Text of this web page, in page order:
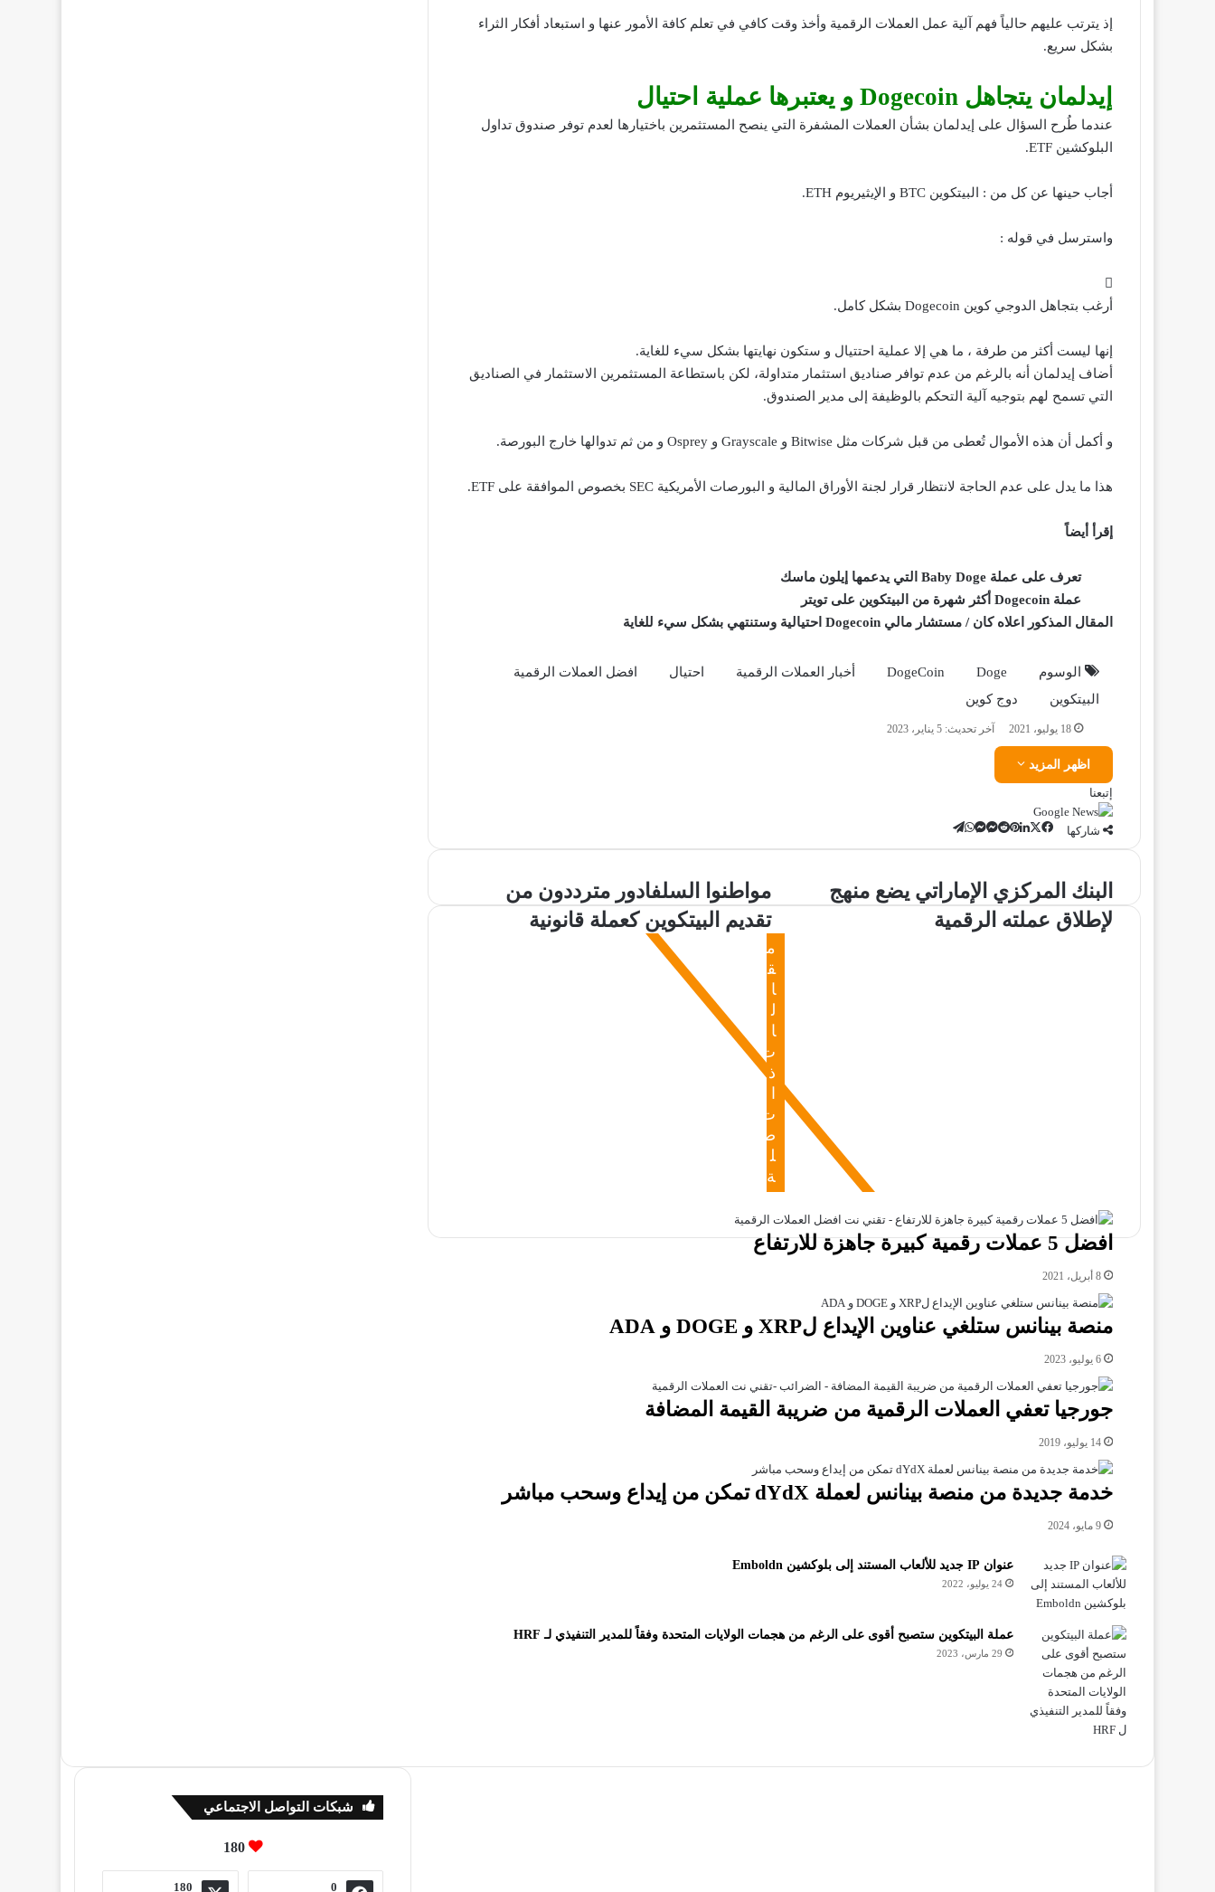
إذ يترتب عليهم حالياً فهم آلية عمل العملات الرقمية وأخذ وقت كافي في تعلم كافة الأمور عنها و استبعاد أفكار الثراء
بشكل سريع.
إيدلمان يتجاهل Dogecoin و يعتبرها عملية احتيال
عندما طُرح السؤال على إيدلمان بشأن العملات المشفرة التي ينصح المستثمرين باختيارها لعدم توفر صندوق تداول
البلوكشين ETF.
أجاب حينها عن كل من : البيتكوين BTC و الإيثيريوم ETH.
واسترسل في قوله :
أرغب بتجاهل الدوجي كوين Dogecoin بشكل كامل.
إنها ليست أكثر من طرفة ، ما هي إلا عملية احتتيال و ستكون نهايتها بشكل سيء للغاية.
أضاف إيدلمان أنه بالرغم من عدم توافر صناديق استثمار متداولة، لكن باستطاعة المستثمرين الاستثمار في الصناديق
التي تسمح لهم بتوجيه آلية التحكم بالوظيفة إلى مدير الصندوق.
و أكمل أن هذه الأموال تُعطى من قبل شركات مثل Bitwise و Grayscale و Osprey و من ثم تدوالها خارج البورصة.
هذا ما يدل على عدم الحاجة لانتظار قرار لجنة الأوراق المالية و البورصات الأمريكية SEC بخصوص الموافقة على ETF.
إقرأ أيضاً
تعرف على عملة Baby Doge التي يدعمها إيلون ماسك
عملة Dogecoin أكثر شهرة من البيتكوين على تويتر
المقال المذكور اعلاه كان / مستشار مالي Dogecoin احتيالية وستنتهي بشكل سيء للغاية
الوسوم Doge
DogeCoin أخبار العملات الرقمية احتيال
افضل العملات الرقمية
البيتكوين
دوج كوين
18 يوليو، 2021 آخر تحديث: 5 يناير، 2023
اظهر المزيد
إتبعنا
شاركها فيسبوك‫Xلينكدإن
بينتيريست‏Redditماسنجر
ماسنجر
واتساب
تيلقرام
البنك
المركزي
الإماراتي
البنك المركزي الإماراتي يضع منهج
لإطلاق عملته الرقمية
مواطنوا
السلفادور
مترددون
تقديم
قانونية
مواطنوا السلفادور مترددون من
تقديم البيتكوين كعملة قانونية
م
ق
ا
ل
ا
ت
ذ
ا
ت
ص
ل
ة
افضل 5 عملات رقمية كبيرة جاهزة للارتفاع
8 أبريل، 2021
منصة بينانس ستلغي عناوين الإيداع لXRP و DOGE و ADA
6 يوليو، 2023
جورجيا تعفي العملات الرقمية من ضريبة القيمة المضافة
14 يوليو، 2019
خدمة جديدة من منصة بينانس لعملة dYdX تمكن من إيداع وسحب مباشر
9 مايو، 2024
عنوان IP جديد للألعاب المستند إلى بلوكشين Emboldn
24 يوليو، 2022
عملة البيتكوين ستصبح أقوى على الرغم من هجمات الولايات المتحدة وفقاً للمدير التنفيذي لـ HRF
29 مارس، 2023
شبكات التواصل الاجتماعي
180
0
180